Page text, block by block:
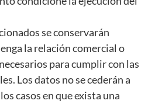
se conservarán
la relación comercial o
para cumplir con las
Los datos no se cederán a
casos en que exista una